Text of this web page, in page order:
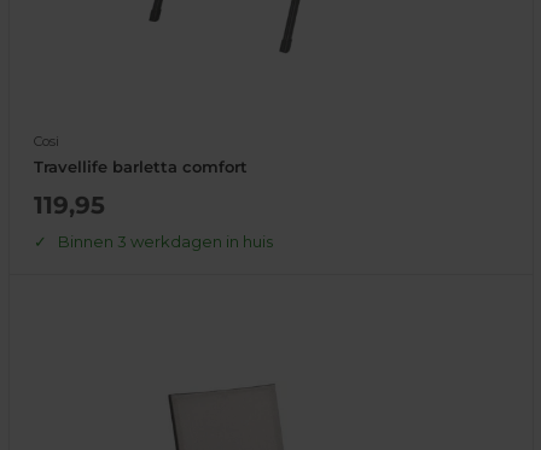
Cosi
Travellife barletta comfort
Actie
prijs
119,95
Binnen 3 werkdagen in huis